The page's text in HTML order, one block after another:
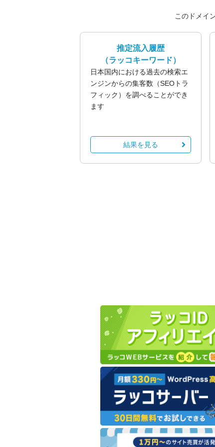
このドメイ
推定流入履歴
（ラッコキーワード）
日本国内における過去の検索エ
ンジンからの集客数（SEOトラ
フィック）を調べることができ
ます
結果を見る